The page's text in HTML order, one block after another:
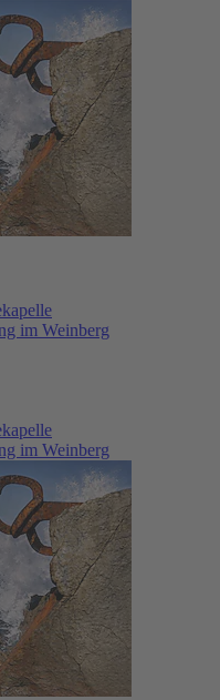
im Weinberg
im Weinberg